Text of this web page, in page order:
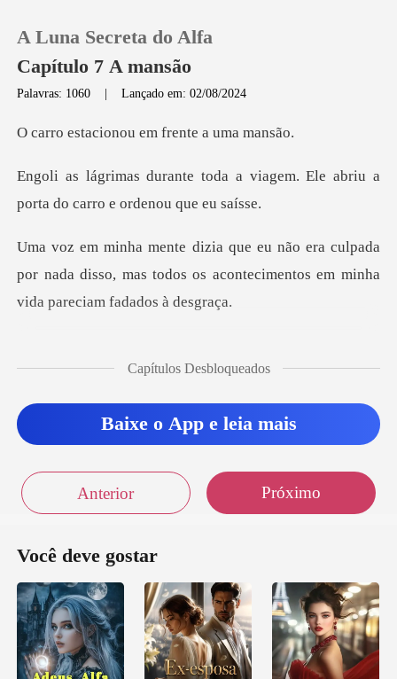
Loja
A Luna Secreta do Alfa
Capítulo 7 A mansão
Palavras: 1060 |Lançado em: 02/08/2024
onou em frente
a viagem. Ele abriu a
porta do
lpada
por nada disso, mas todos os acontecimen
Capítulos Desbloqueados
Baixe o App e leia mais
Anterior Próximo
Você deve gostar